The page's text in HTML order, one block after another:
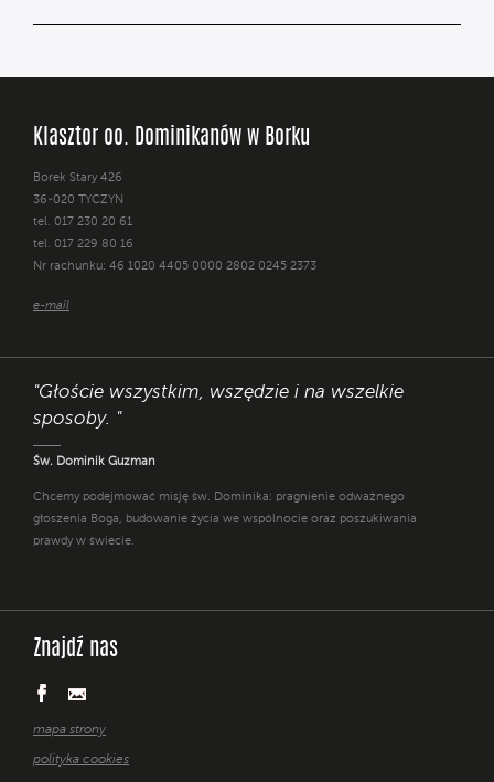
Klasztor oo. Dominikanów w Borku
Borek Stary 426
36-020 TYCZYN
tel. 017 230 20 61
tel. 017 229 80 16
Nr rachunku: 46 1020 4405 0000 2802 0245 2373
e-mail
"Głoście wszystkim, wszędzie i na wszelkie
sposoby. "
Św. Dominik Guzman
Chcemy podejmować misję św. Dominika: pragnienie odważnego
głoszenia Boga, budowanie życia we wspólnocie oraz poszukiwania
prawdy w świecie.
Znajdź nas
mapa strony
polityka cookies